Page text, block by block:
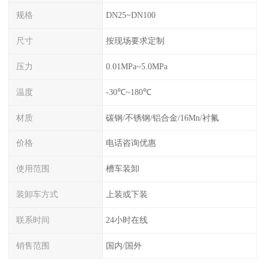
规格 DN25~DN100
尺寸 按现场要求定制
压力 0.01MPa~5.0MPa
温度 -30℃~180℃
材质 碳钢/不锈钢/铝合金/16Mn/衬氟
价格 电话咨询优惠
使用范围 槽车装卸
装卸车方式 上装或下装
联系时间 24小时在线
销售范围 国内/国外